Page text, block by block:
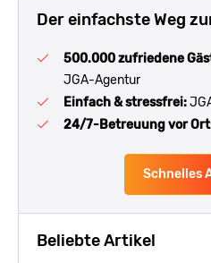
Der einfachste Weg
500.000 zufriedene
JGA-Agentur
Einfach & stressfrei:
24/7-Betreuung vor
Schnelles
Beliebte Artikel